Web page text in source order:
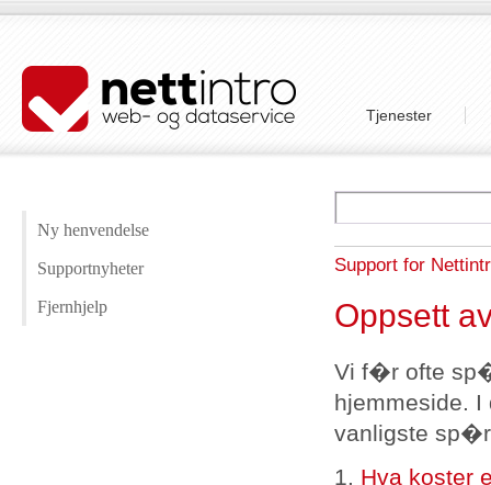
Tjenester
Ny henvendelse
Supportnyheter
Fjernhjelp
Support for
Oppsett
Vi f�r ofte
hjemmeside.
vanligste
1. Hva koster